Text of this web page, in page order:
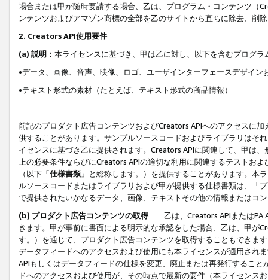
場合または甲が随時要請する場合、乙は、プログラム・コンテンツ（
ンテンツおよびアマゾン商標の全部を乙のサイトから直ちに除去、削
2. Creators API使用要件
(a) 説明： 本ライセンスに基づき、甲は乙に対し、以下を含むプログ
•データ、画像、音声、映像、ロゴ、ユーザインターフェースデザイ
•テキスト形式の素材（たとえば、テキスト形式の商品情報）
前記のプロダクト広告コンテンツおよびCreators APIへのアクセスに
供することがあります。サンプルソースコードおよびライブラリはそ
イセンスに基づき乙に提供されます。Creators APIに関連して、甲は
上の必要条件ならびにCreators APIの適切な利用に関連するテストお
（以下「仕様書類」と総称します。）を提供することがあります。本
ルソースコードまたはライブラリおよび甲が提供する仕様書類は、「
で提供されたいかなるデータ、画像、テキストその他の情報またはコ
(b) プロダクト広告コンテンツの取得
乙は、Creators APIまたはPA
きます。甲が事前に書面による明示的な承認をした場合、乙は、甲が
す。）を通じて、プロダクト広告コンテンツを取得することもできま
データフィードへのアクセスおよび使用にも本ライセンスが適用され
APIもしくはデータフィードの仕様を変更、廃止または再発行するこ
ドへのアクセスおよび使用が、その時点で最新の要件（本ライセン